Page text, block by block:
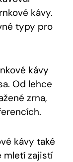
kávy.
typy pro
kávy
Od lehce
zrna,
kávy také
mletí zajistí